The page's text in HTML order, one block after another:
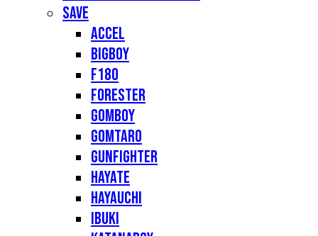
Save
Accel
Bigboy
F180
Forester
Gomboy
Gomtaro
Gunfighter
Hayate
Hayauchi
Ibuki